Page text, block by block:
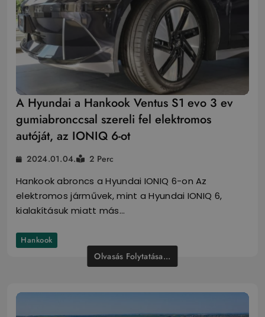
A Hyundai a Hankook Ventus S1 evo 3 ev
gumiabronccsal szereli fel elektromos
autóját, az IONIQ 6-ot
2024.01.04. 2 Perc
Hankook abroncs a Hyundai IONIQ 6-on Az
elektromos járművek, mint a Hyundai IONIQ 6,
kialakításuk miatt más…
Hankook
Olvasás Folytatása...